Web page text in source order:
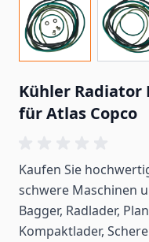
Kühler Radiator
für Atlas Copco
Kaufen Sie
schwere Maschinen
Bagger, Radlader,
Kompaktlader,